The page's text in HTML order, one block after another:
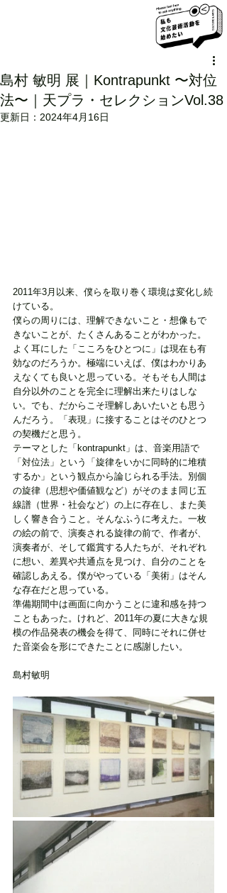
島村 敏明 展｜Kontrapunkt 〜対位
法〜｜天プラ・セレクションVol.38
更新日： 2024年4月16日
2011年3月以来、僕らを取り巻く環境は変化し続
けている。
僕らの周りには、理解できないこと・想像もで
きないことが、たくさんあることがわかった。
よく耳にした「こころをひとつに」は現在も有
効なのだろうか。極端にいえば、僕はわかりあ
えなくても良いと思っている。そもそも人間は
自分以外のことを完全に理解出来たりはしな
い。でも、だからこそ理解しあいたいとも思う
んだろう。「表現」に接することはそのひとつ
の契機だと思う。
テーマとした「kontrapunkt」は、音楽用語で
「対位法」という「旋律をいかに同時的に堆積
するか」という観点から論じられる手法。別個
の旋律（思想や価値観など）がそのまま同じ五
線譜（世界・社会など）の上に存在し、また美
しく響き合うこと。そんなふうに考えた。一枚
の絵の前で、演奏される旋律の前で、作者が、
演奏者が、そして鑑賞する人たちが、それぞれ
に想い、差異や共通点を見つけ、自分のことを
確認しあえる。僕がやっている「美術」はそん
な存在だと思っている。
準備期間中は画面に向かうことに違和感を持つ
こともあった。けれど、2011年の夏に大きな規
模の作品発表の機会を得て、同時にそれに併せ
た音楽会を形にできたことに感謝したい。
島村敏明